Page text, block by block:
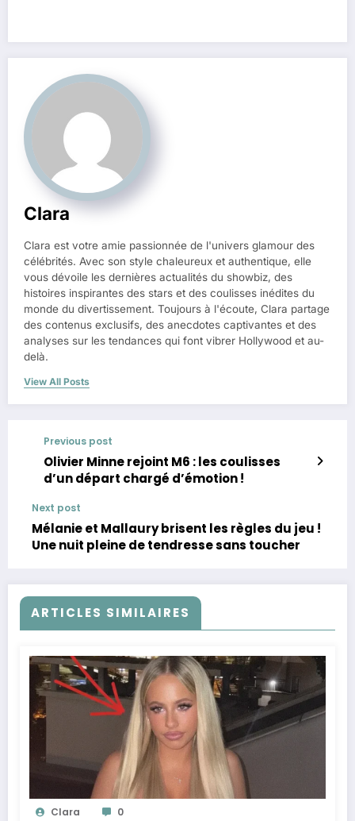
Clara
Clara est votre amie passionnée de l'univers glamour des
célébrités. Avec son style chaleureux et authentique, elle
vous dévoile les dernières actualités du showbiz, des
histoires inspirantes des stars et des coulisses inédites du
monde du divertissement. Toujours à l'écoute, Clara partage
des contenus exclusifs, des anecdotes captivantes et des
analyses sur les tendances qui font vibrer Hollywood et au-
delà.
View All Posts
Previous post
Olivier Minne rejoint M6 : les coulisses
d’un départ chargé d’émotion !
Next post
Mélanie et Mallaury brisent les règles du jeu !
Une nuit pleine de tendresse sans toucher
ARTICLES SIMILAIRES
Clara 0